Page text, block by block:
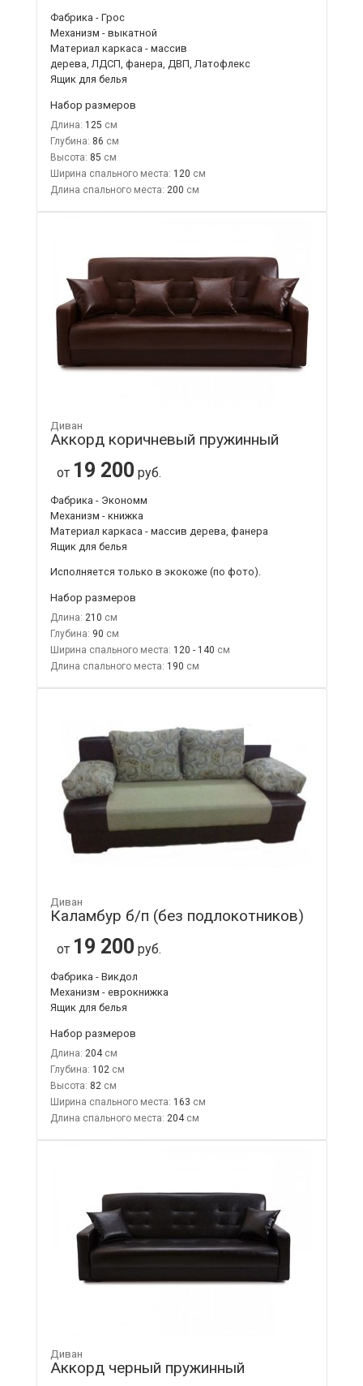
Фабрика - Грос
Механизм - выкатной
Материал каркаса - массив
дерева, ЛДСП, фанера, ДВП, Латофлекс
Ящик для белья
Набор размеров
Длина: 125
Глубина: 86
Высота: 85
Ширина спального места: 120
Длина спального места: 200
Диван
Аккорд коричневый пружинный
от 19 200 руб.
Фабрика - Экономм
Механизм - книжка
Материал каркаса - массив дерева, фанера
Ящик для белья
Исполняется только в экокоже (по фото).
Набор размеров
Длина: 210
Глубина: 90
Ширина спального места: 120 - 140
Длина спального места: 190
Диван
Каламбур б/п (без подлокотников)
от 19 200 руб.
Фабрика - Викдол
Механизм - еврокнижка
Ящик для белья
Набор размеров
Длина: 204
Глубина: 102
Высота: 82
Ширина спального места: 163
Длина спального места: 204
Диван
Аккорд черный пружинный